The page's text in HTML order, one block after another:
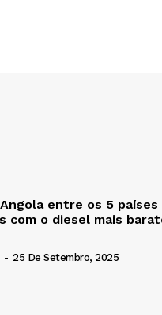
Angola entre os 5 países
com o diesel mais
- 25 De Setembro, 2025